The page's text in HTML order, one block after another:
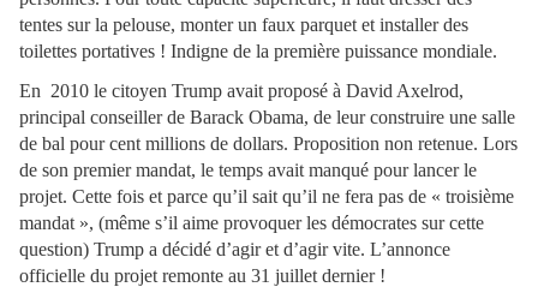
tentes sur la pelouse, monter un faux parquet et installer des
toilettes portatives ! Indigne de la première puissance mondiale.
En 2010 le citoyen Trump avait proposé à David Axelrod,
principal conseiller de Barack Obama, de leur construire une salle
de bal pour cent millions de dollars. Proposition non retenue. Lors
de son premier mandat, le temps avait manqué pour lancer le
projet. Cette fois et parce qu’il sait qu’il ne fera pas de « troisième
mandat », (même s’il aime provoquer les démocrates sur cette
question) Trump a décidé d’agir et d’agir vite. L’annonce
officielle du projet remonte au 31 juillet dernier !